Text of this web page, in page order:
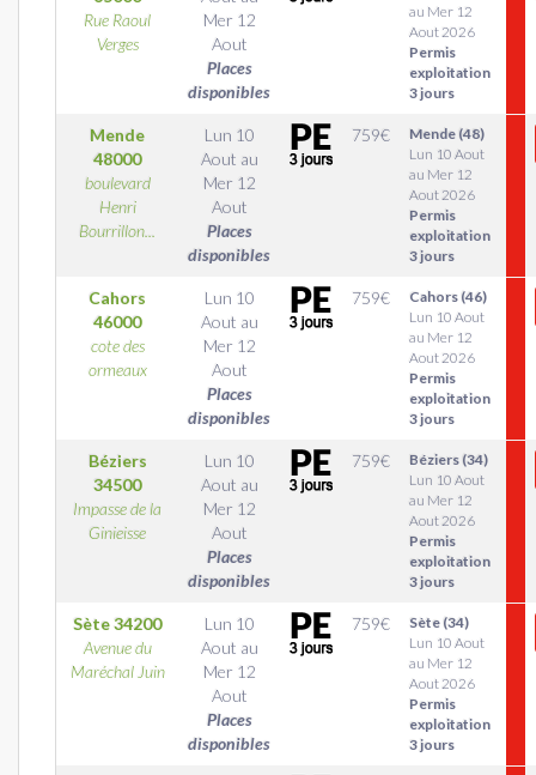
Rue Raoul
Verges
Mer 12
Aout
Places
disponibles
au Mer 12
Aout 2026
Permis
exploitation
3 jours
Mende
48000
boulevard
Henri
Bourrillon...
Lun 10
Aout au
Mer 12
Aout
Places
disponibles
759€
Mende (48)
Lun 10 Aout
au Mer 12
Aout 2026
Permis
exploitation
3 jours
Cahors
46000
cote des
ormeaux
Lun 10
Aout au
Mer 12
Aout
Places
disponibles
759€
Cahors (46)
Lun 10 Aout
au Mer 12
Aout 2026
Permis
exploitation
3 jours
Béziers
34500
Impasse de la
Ginieisse
Lun 10
Aout au
Mer 12
Aout
Places
disponibles
759€
Béziers (34)
Lun 10 Aout
au Mer 12
Aout 2026
Permis
exploitation
3 jours
Sète34200
Avenue du
Maréchal Juin
Lun 10
Aout au
Mer 12
Aout
Places
disponibles
759€
Sète (34)
Lun 10 Aout
au Mer 12
Aout 2026
Permis
exploitation
3 jours